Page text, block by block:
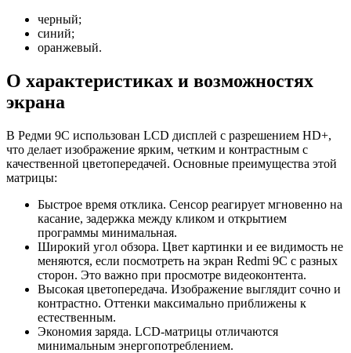
черный;
синий;
оранжевый.
О характеристиках и возможностях
экрана
В Редми 9С использован LCD дисплей с разрешением HD+,
что делает изображение ярким, четким и контрастным с
качественной цветопередачей. Основные преимущества этой
матрицы:
Быстрое время отклика. Сенсор реагирует мгновенно на
касание, задержка между кликом и открытием
программы минимальная.
Широкий угол обзора. Цвет картинки и ее видимость не
меняются, если посмотреть на экран Redmi 9C с разных
сторон. Это важно при просмотре видеоконтента.
Высокая цветопередача. Изображение выглядит сочно и
контрастно. Оттенки максимально приближены к
естественным.
Экономия заряда. LCD-матрицы отличаются
минимальным энергопотреблением.